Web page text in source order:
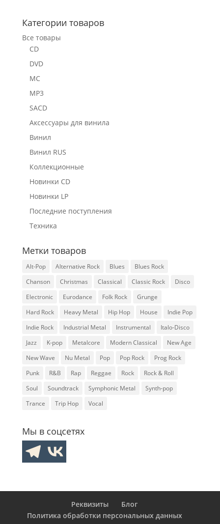
Категории товаров
Все товары
CD
DVD
MC
MP3
SACD
Аксессуары для винила
Винил
Винил RUS
Коллекционные
Новинки CD
Новинки LP
Последние поступления
Техника
Метки товаров
Alt-Pop Alternative Rock Blues
Blues Rock
Chanson
Christmas Classical Classic Rock
Disco
Electronic
Eurodance Folk Rock
Grunge
Hard Rock
Heavy Metal Hip Hop House
Indie Pop
Indie Rock
Industrial Metal Instrumental
Italo-Disco
Jazz
K-pop Metalcore Modern Classical
New Age
New Wave
Nu Metal Pop Pop Rock
Prog Rock
Punk
R&B Rap Reggae Rock
Rock & Roll
Soul
Soundtrack Symphonic Metal
Synth-pop
Trance
Trip Hop Vocal
Мы в соцсетях
Реквизиты
Блог
Политика обработки персональных данных